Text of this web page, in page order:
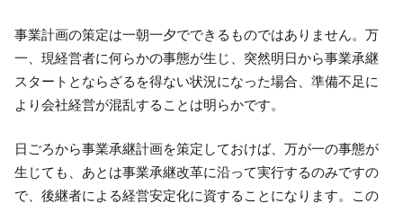
事業計画の策定は一朝一夕でできるものではありません。万
一、現経営者に何らかの事態が生じ、突然明日から事業承継
スタートとならざるを得ない状況になった場合、準備不足に
より会社経営が混乱することは明らかです。
日ごろから事業承継計画を策定しておけば、万が一の事態が
生じても、あとは事業承継改革に沿って実行するのみですの
で、後継者による経営安定化に資することになります。この